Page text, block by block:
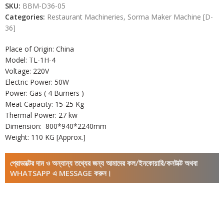
SKU: BBM-D36-05
Categories: Restaurant Machineries, Sorma Maker Machine [D-
36]
Place of Origin: China
Model: TL-1H-4
Voltage: 220V
Electric Power: 50W
Power: Gas ( 4 Burners )
Meat Capacity: 15-25 Kg
Thermal Power: 27 kw
Dimension: 800*940*2240mm
Weight: 110 KG [Approx.]
প্রোডাক্টের দাম ও অন্যান্য তথ্যের জন্য আমাদের কল/ইনকোয়ারি/কনটাক্ট অথবা
WHATSAPP এ MESSAGE করুন।